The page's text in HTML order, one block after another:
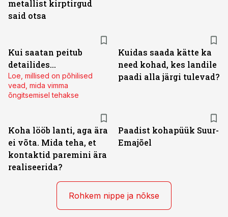
metallist kirptirgud
said otsa
Kui saatan peitub
detailides...
Loe, millised on põhilised
vead, mida vimma
õngitsemisel tehakse
Kuidas saada kätte ka
need kohad, kes landile
paadi alla järgi tulevad?
Koha lööb lanti, aga ära
ei võta. Mida teha, et
kontaktid paremini ära
realiseerida?
Paadist kohapüük Suur-
Emajõel
Rohkem nippe ja nõkse